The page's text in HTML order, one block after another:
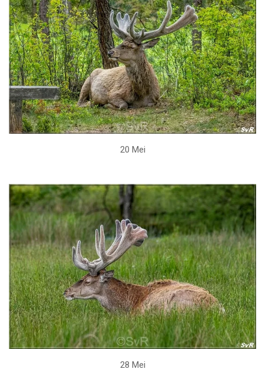
20 Mei
28 Mei